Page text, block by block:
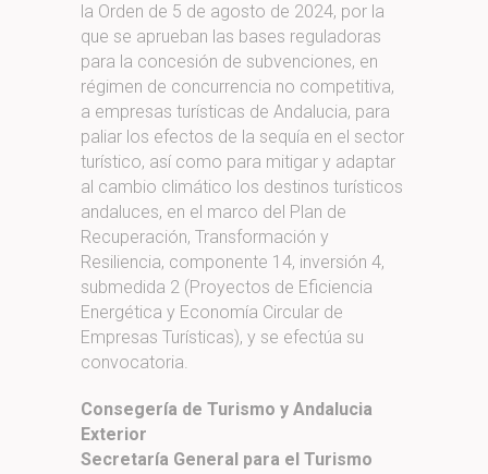
la Orden de 5 de agosto de 2024, por la
que se aprueban las bases reguladoras
para la concesión de subvenciones, en
régimen de concurrencia no competitiva,
a empresas turísticas de Andalucia, para
paliar los efectos de la sequía en el sector
turístico, así como para mitigar y adaptar
al cambio climático los destinos turísticos
andaluces, en el marco del Plan de
Recuperación, Transformación y
Resiliencia, componente 14, inversión 4,
submedida 2 (Proyectos de Eficiencia
Energética y Economía Circular de
Empresas Turísticas), y se efectúa su
convocatoria.
Consegería de Turismo y Andalucia
Exterior
Secretaría General para el Turismo